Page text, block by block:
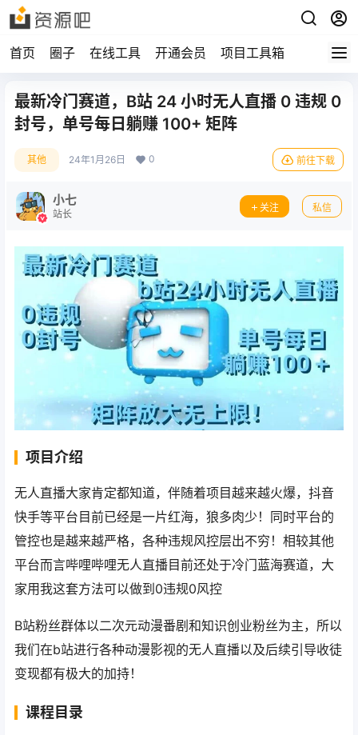
首页 圈子 在线工具 开通会员 项目工具箱
最新冷门赛道，B站 24 小时无人直播 0 违规 0
封号，单号每日躺赚 100+ 矩阵
其他 24年1月26日 0 前往下载
小七
站长
关注 私信
项目介绍
无人直播大家肯定都知道，伴随着项目越来越火爆，抖音
快手等平台目前已经是一片红海，狼多肉少！同时平台的
管控也是越来越严格，各种违规风控层出不穷！相较其他
平台而言哔哩哔哩无人直播目前还处于冷门蓝海赛道，大
家用我这套方法可以做到0违规0风控
B站粉丝群体以二次元动漫番剧和知识创业粉丝为主，所以
我们在b站进行各种动漫影视的无人直播以及后续引导收徒
变现都有极大的加持！
课程目录